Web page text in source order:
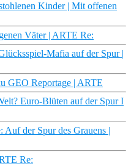
Kinder | Mit offenen
Väter | ARTE Re:
Mafia auf der Spur |
GEO Reportage | ARTE
Euro-Blüten auf der Spur I
Auf der Spur des Grauens |
Re: